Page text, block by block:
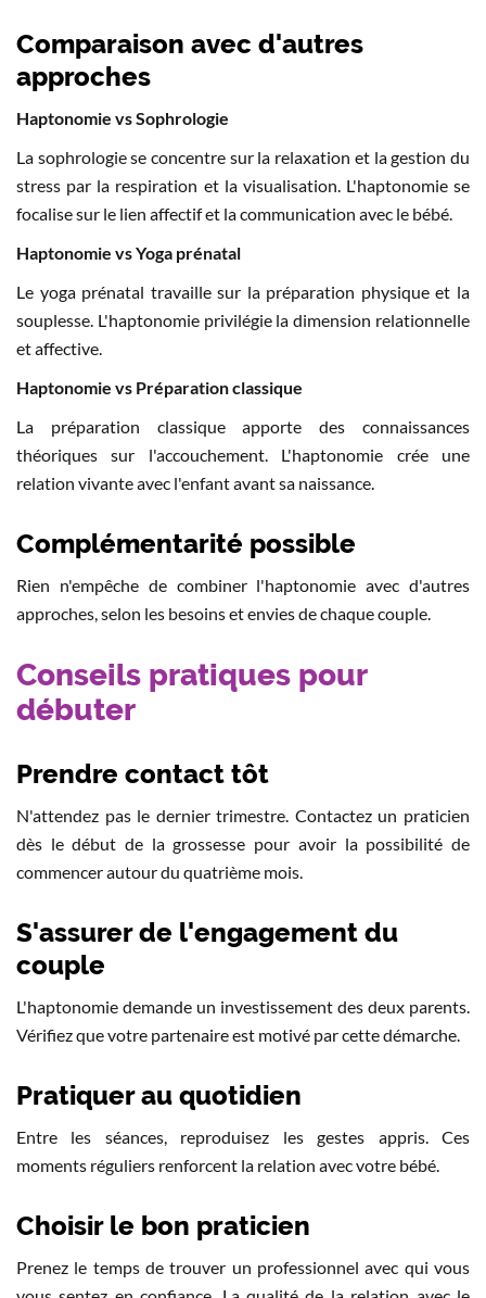
Comparaison avec d'autres
approches
Haptonomie vs Sophrologie
La sophrologie se concentre sur la relaxation et la gestion du
stress par la respiration et la visualisation. L'haptonomie se
focalise sur le lien affectif et la communication avec le bébé.
Haptonomie vs Yoga prénatal
Le yoga prénatal travaille sur la préparation physique et la
souplesse. L'haptonomie privilégie la dimension relationnelle
et affective.
Haptonomie vs Préparation classique
La préparation classique apporte des connaissances
théoriques sur l'accouchement. L'haptonomie crée une
relation vivante avec l'enfant avant sa naissance.
Complémentarité possible
Rien n'empêche de combiner l'haptonomie avec d'autres
approches, selon les besoins et envies de chaque couple.
Conseils pratiques pour
débuter
Prendre contact tôt
N'attendez pas le dernier trimestre. Contactez un praticien
dès le début de la grossesse pour avoir la possibilité de
commencer autour du quatrième mois.
S'assurer de l'engagement du
couple
L'haptonomie demande un investissement des deux parents.
Vérifiez que votre partenaire est motivé par cette démarche.
Pratiquer au quotidien
Entre les séances, reproduisez les gestes appris. Ces
moments réguliers renforcent la relation avec votre bébé.
Choisir le bon praticien
Prenez le temps de trouver un professionnel avec qui vous